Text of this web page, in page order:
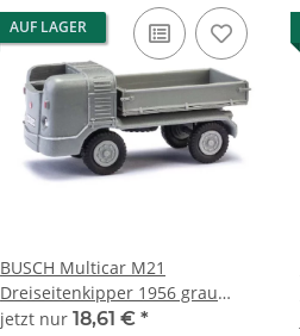
AUF LAGER
BUSCH Multicar M21
Dreiseitenkipper 1956 grau
211003303 Automodell 1:120
jetzt nur 18,61 € *